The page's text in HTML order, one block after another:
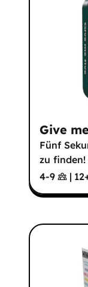
Give
Fünf
zu finden!
4-9
| 12